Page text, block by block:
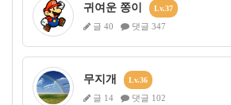
귀여운 쫑이 Lv.37
글 40 댓글 347
무지개 Lv.36
글 14 댓글 102